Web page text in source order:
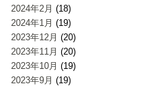
2024年2月 (18)
2024年1月 (19)
2023年12月 (20)
2023年11月 (20)
2023年10月 (19)
2023年9月 (19)